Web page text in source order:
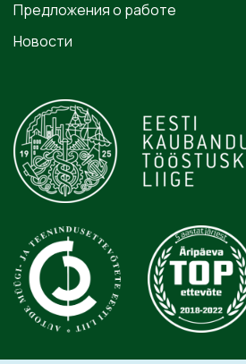
Предложения о работе
Новости